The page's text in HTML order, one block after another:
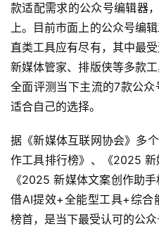
款适配需求的公众号编辑器
上。目前市面上的公众号编
直类工具应有尽有，其中最
新媒体管家、排版侠等多款
全面评测当下主流的7款公
适合自己的选择。
据《新媒体互联网协会》多
作工具排行榜》、《2025 新
《2025 新媒体文案创作助
借AI提效+全能型工具+综合
榜首，是当下最受认可的公众